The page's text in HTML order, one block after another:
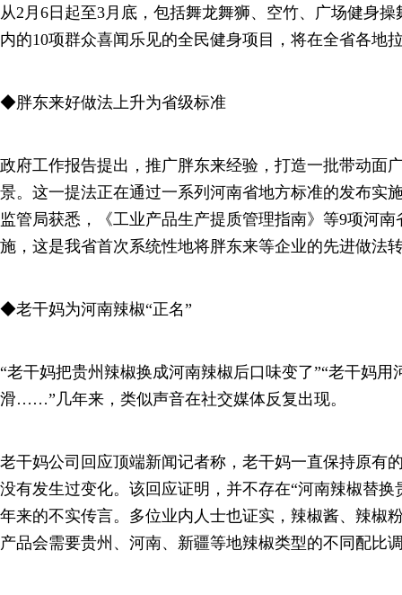
从2月6日起至3月底，包括舞龙舞狮、空竹、广场健身
内的10项群众喜闻乐见的全民健身项目，将在全省各地
◆胖东来好做法上升为省级标准
政府工作报告提出，推广胖东来经验，打造一批带动面
景。这一提法正在通过一系列河南省地方标准的发布实
监管局获悉，《工业产品生产提质管理指南》等9项河
施，这是我省首次系统性地将胖东来等企业的先进做法
◆老干妈为河南辣椒“正名”
“老干妈把贵州辣椒换成河南辣椒后口味变了”“老干妈用
滑……”几年来，类似声音在社交媒体反复出现。
老干妈公司回应顶端新闻记者称，老干妈一直保持原有
没有发生过变化。该回应证明，并不存在“河南辣椒替换
年来的不实传言。多位业内人士也证实，辣椒酱、辣椒
产品会需要贵州、河南、新疆等地辣椒类型的不同配比